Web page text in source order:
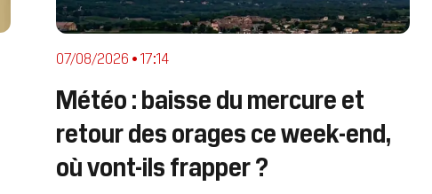
07/08/2026 • 17:14
Météo : baisse du mercure et
retour des orages ce week-end,
où vont-ils frapper ?